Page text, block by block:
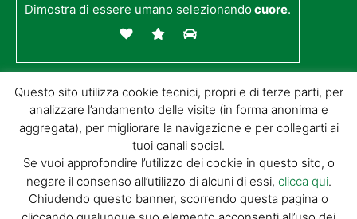
Dimostra di essere umano selezionandocuore.
© GIORGIO TESI EDITRICE S.R.L. | P.IVA
01732650476 | VIA DI BADIA 14 – 51100 LOC.
Questo sito utilizza cookie tecnici, propri e di terze parti, per
analizzare l’andamento delle visite (in forma anonima e
aggregata), per migliorare la navigazione e per collegarti ai
tuoi canali social.
Se vuoi approfondire l’utilizzo dei cookie in questo sito, o
negare il consenso all’utilizzo di alcuni di essi, clicca qui.
Chiudendo questo banner, scorrendo questa pagina o